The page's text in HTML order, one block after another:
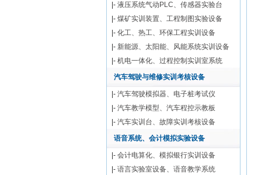
|- 液压系统气动PLC、传感器实验台
|- 煤矿实训装置、工程制图实验设备
|- 化工、热工、环保工程实训设备
|- 新能源、太阳能、风能系统实训设备
|- 机电一体化、过程控制实训室系统
汽车驾驶与维修实训考核设备
|- 汽车驾驶模拟器、电子桩考试仪
|- 汽车教学模型、汽车程控示教板
|- 汽车实训台、故障实训考核设备
语音系统、会计模拟实验设备
|- 会计电算化、模拟银行实训设备
|- 语言实验室设备、语音教学系统